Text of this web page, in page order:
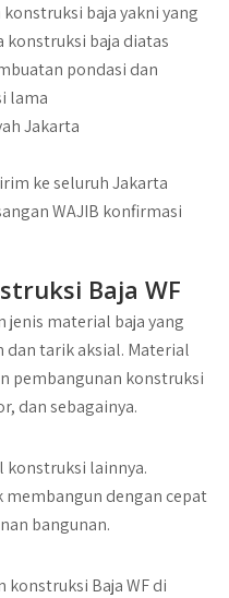
baja yakni yang
konstruksi baja diatas
pondasi dan
lama
Jakarta
ke seluruh Jakarta
WAJIB konfirmasi
Baja WF
jenis material baja yang
dan tarik aksial. Material
pembangunan konstruksi
dan sebagainya.
konstruksi lainnya.
membangun dengan cepat
bangunan.
konstruksi Baja WF di